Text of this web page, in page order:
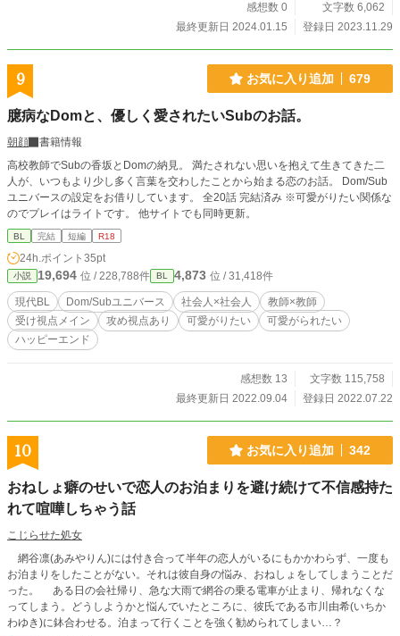
感想数 0
文字数 6,062
最終更新日 2024.01.15
登録日 2023.11.29
9 お気に入り追加 679
臆病なDomと、優しく愛されたいSubのお話。
朝顔
書籍情報
高校教師でSubの香坂とDomの納見。 満たされない思いを抱えて生きてきた二
人が、いつもより少し多く言葉を交わしたことから始まる恋のお話。 Dom/Sub
ユニバースの設定をお借りしています。 全20話 完結済み ※可愛がりたい関係な
のでプレイはライトです。 他サイトでも同時更新。
BL 完結 短編 R18
24h.ポイント 35pt
小説 19,694 位 / 228,788件 BL 4,873 位 / 31,418件
現代BL Dom/Subユニバース 社会人×社会人
教師×教師
受け視点メイン
攻め視点あり 可愛がりたい
可愛がられたい
ハッピーエンド
感想数 13
文字数 115,758
最終更新日 2022.09.04
登録日 2022.07.22
10 お気に入り追加 342
おねしょ癖のせいで恋人のお泊まりを避け続けて不信感持た
れて喧嘩しちゃう話
こじらせた処女
網谷凛(あみやりん)には付き合って半年の恋人がいるにもかかわらず、一度も
お泊まりをしたことがない。それは彼自身の悩み、おねしょをしてしまうことだ
った。 ある日の会社帰り、急な大雨で網谷の乗る電車が止まり、帰れなくな
ってしまう。どうしようかと悩んでいたところに、彼氏である市川由希(いちか
わゆき)に鉢合わせる。泊まって行くことを強く勧められてしまい…？